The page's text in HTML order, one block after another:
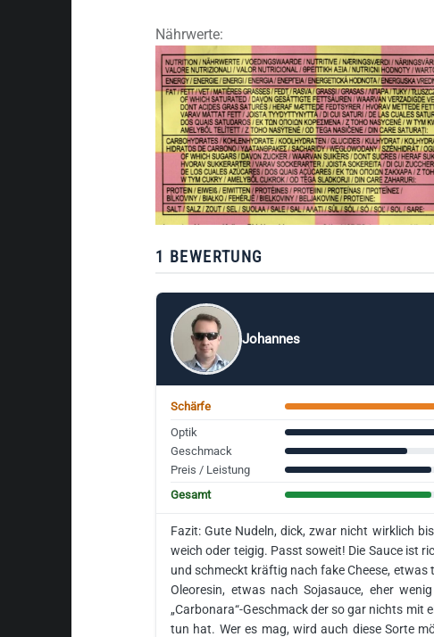
Nährwerte:
1 BEWERTUNG
Johannes
Schärfe
Optik
Geschmack
Preis / Leistung
Gesamt
Fazit: Gute Nudeln, dick, zwar nicht wirklich
weich oder teigig. Passt soweit! Die Sauce ist
und schmeckt kräftig nach fake Cheese,
Oleoresin, etwas nach Sojasauce, eher
„Carbonara“-Geschmack der so gar nichts mit
tun hat. Wer es mag, wird auch diese Sorte